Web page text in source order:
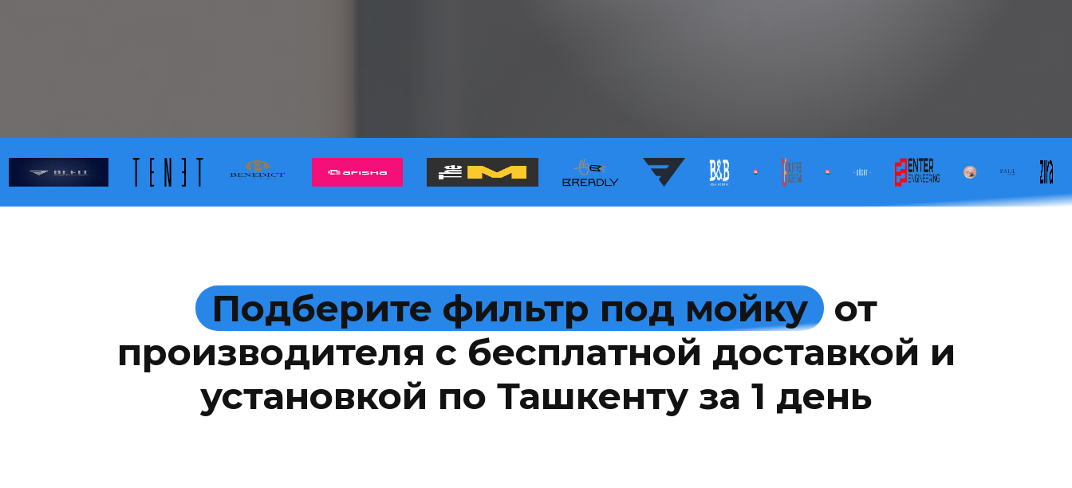
Подберите фильтр под мойку от
производителя с бесплатной доставкой и
установкой по Ташкенту за 1 день